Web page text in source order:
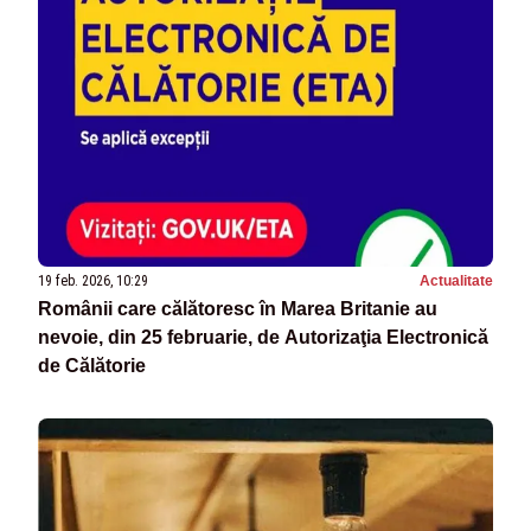
19 feb. 2026, 10:29 Actualitate
Românii care călătoresc în Marea Britanie au
nevoie, din 25 februarie, de Autorizaţia Electronică
de Călătorie